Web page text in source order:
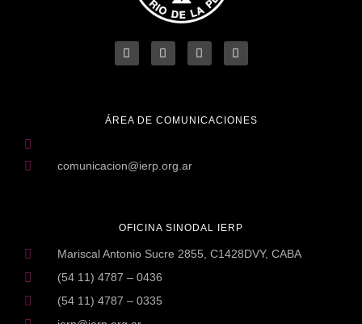
OFICINA SINODAL IERP
Mariscal Antonio Sucre 2855, C1428DVY, CABA
(54 11) 4787 – 0436
(54 11) 4787 – 0335
ÁREA DE COMUNICACIONES
comunicacion@ierp.org.ar